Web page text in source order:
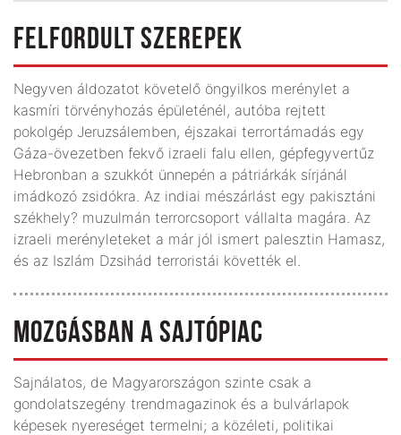
FELFORDULT SZEREPEK
Negyven áldozatot követelő öngyilkos merénylet a
kasmíri törvényhozás épületénél, autóba rejtett
pokolgép Jeruzsálemben, éjszakai terrortámadás egy
Gáza-övezetben fekvő izraeli falu ellen, gépfegyvertűz
Hebronban a szukkót ünnepén a pátriárkák sírjánál
imádkozó zsidókra. Az indiai mészárlást egy pakisztáni
székhely? muzulmán terrorcsoport vállalta magára. Az
izraeli merényleteket a már jól ismert palesztin Hamasz,
és az Iszlám Dzsihád terroristái követték el.
MOZGÁSBAN A SAJTÓPIAC
Sajnálatos, de Magyarországon szinte csak a
gondolatszegény trendmagazinok és a bulvárlapok
képesek nyereséget termelni; a közéleti, politikai